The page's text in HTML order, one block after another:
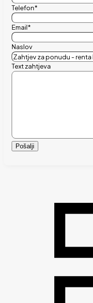
Telefon*
Email*
Naslov
Text zahtjeva